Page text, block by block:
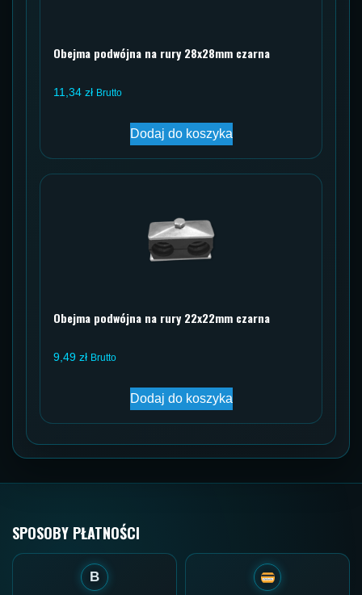
Obejma podwójna na rury 28x28mm czarna
11,34 zł Brutto
Dodaj do koszyka
Obejma podwójna na rury 22x22mm czarna
9,49 zł Brutto
Dodaj do koszyka
SPOSOBY PŁATNOŚCI
B